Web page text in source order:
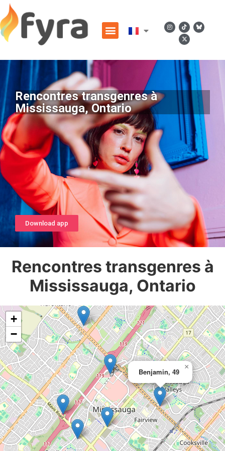
Rencontres transgenres à
Mississauga, Ontario
Download app
Rencontres transgenres à
Mississauga, Ontario
Benjamin, 49
×
+
−